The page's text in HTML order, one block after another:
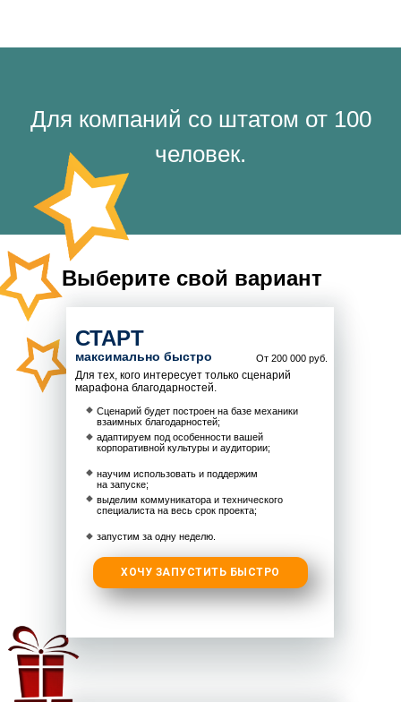
Для компаний со штатом от 100
человек.
Сценарий будет построен на базе механики
взаимных благодарностей;
адаптируем под особенности вашей
корпоративной культуры и аудитории;
научим использовать и поддержим
на запуске;
выделим коммуникатора и технического
специалиста на весь срок проекта;
запустим за одну неделю.
СТАРТ
Для тех, кого интересует только сценарий
марафона благодарностей.
ХОЧУ ЗАПУСТИТЬ БЫСТРО
Выберите свой вариант
максимально быстро От 200 000 руб.